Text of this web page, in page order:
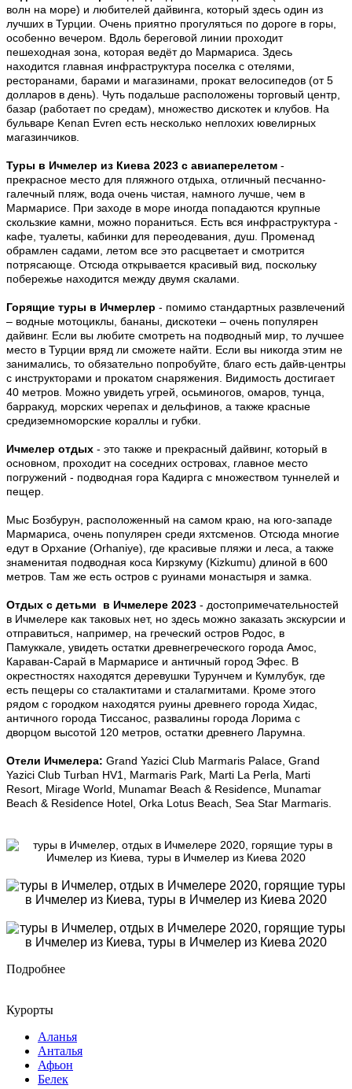
волн на море) и любителей дайвинга, который здесь один из
лучших в Турции. Очень приятно прогуляться по дороге в горы,
особенно вечером. Вдоль береговой линии проходит
пешеходная зона, которая ведёт до Мармариса. Здесь
находится главная инфраструктура поселка с отелями,
ресторанами, барами и магазинами, прокат велосипедов (от 5
долларов в день). Чуть подальше расположены торговый центр,
базар (работает по средам), множество дискотек и клубов. На
бульваре Kenan Evren есть несколько неплохих ювелирных
магазинчиков.
Туры в Ичмелер из Киева 2023 с авиаперелетом -
прекрасное место для пляжного отдыха, отличный песчанно-
галечный пляж, вода очень чистая, намного лучше, чем в
Мармарисе. При заходе в море иногда попадаются крупные
скользкие камни, можно пораниться. Есть вся инфраструктура -
кафе, туалеты, кабинки для переодевания, душ. Променад
обрамлен садами, летом все это расцветает и смотрится
потрясающе. Отсюда открывается красивый вид, поскольку
побережье находится между двумя скалами.
Горящие туры в Ичмерлер - помимо стандартных развлечений
– водные мотоциклы, бананы, дискотеки – очень популярен
дайвинг. Если вы любите смотреть на подводный мир, то лучшее
место в Турции вряд ли сможете найти. Если вы никогда этим не
занимались, то обязательно попробуйте, благо есть дайв-центры
с инструкторами и прокатом снаряжения. Видимость достигает
40 метров. Можно увидеть угрей, осьминогов, омаров, тунца,
барракуд, морских черепах и дельфинов, а также красные
средиземноморские кораллы и губки.
Ичмелер отдых - это также и прекрасный дайвинг, который в
основном, проходит на соседних островах, главное место
погружений - подводная гора Кадирга с множеством туннелей и
пещер.
Мыс Бозбурун, расположенный на самом краю, на юго-западе
Мармариса, очень популярен среди яхтсменов. Отсюда многие
едут в Орхание (Orhaniye), где красивые пляжи и леса, а также
знаменитая подводная коса Кирзкуму (Kizkumu) длиной в 600
метров. Там же есть остров с руинами монастыря и замка.
Отдых с детьми в Ичмелере 2023 - достопримечательностей
в Ичмелере как таковых нет, но здесь можно заказать экскурсии и
отправиться, например, на греческий остров Родос, в
Памуккале, увидеть остатки древнегреческого города Амос,
Караван-Сарай в Мармарисе и античный город Эфес. В
окрестностях находятся деревушки Турунчем и Кумлубук, где
есть пещеры со сталактитами и сталагмитами. Кроме этого
рядом с городком находятся руины древнего города Хидас,
античного города Тиссанос, развалины города Лорима с
дворцом высотой 120 метров, остатки древнего Ларумна.
Отели Ичмелера: Grand Yazici Club Marmaris Palace, Grand
Yazici Club Turban HV1, Marmaris Park, Marti La Perla, Marti
Resort, Mirage World, Munamar Beach & Residence, Munamar
Beach & Residence Hotel, Orka Lotus Beach, Sea Star Marmaris.
Подробнее
Курорты
Аланья
Анталья
Афьон
Белек